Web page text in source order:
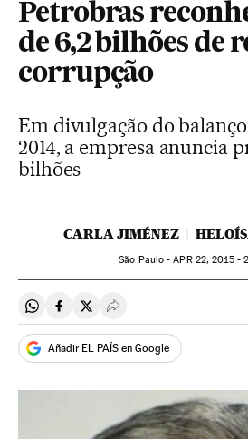
Petrobras
de 6,2 bilhões de
corrupção
Em divulgação do
2014, a empresa anuncia
bilhões
CARLA JIMÉNEZ
São Paulo -APR22, 2015 -
Compartir en Whatsapp
Compartir en Facebook
Compartir en Twitter
Desplegar Redes
Añadir EL PAÍS en Google